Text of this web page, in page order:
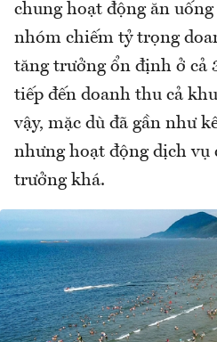
chung hoạt động ăn
nhóm chiếm tỷ trọng
tăng trưởng ổn định ở cả
tiếp đến doanh thu cả
vậy, mặc dù đã gần như
nhưng hoạt động dịch vụ
trưởng khá.